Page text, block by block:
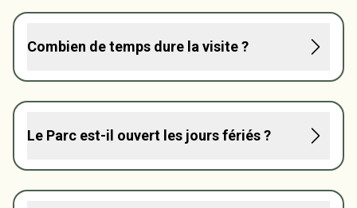
Combien de temps dure la visite ?
Le Parc est-il ouvert les jours fériés ?